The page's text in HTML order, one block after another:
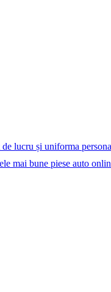
lucru și uniforma
mai bune piese auto